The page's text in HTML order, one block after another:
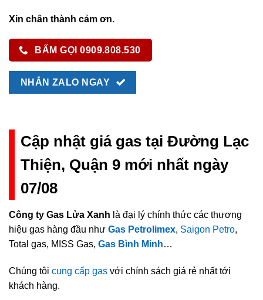
Xin chân thành cảm ơn.
BẤM GỌI 0909.808.530
NHẮN ZALO NGAY
Cập nhật giá gas tại Đường Lạc
Thiện, Quận 9 mới nhất ngày
07/08
Công ty Gas Lửa Xanh là đại lý chính thức các thương
hiệu gas hàng đầu như Gas Petrolimex, Saigon Petro,
Total gas, MISS Gas, Gas Bình Minh…
Chúng tôi cung cấp gas với chính sách giá rẻ nhất tới
khách hàng.